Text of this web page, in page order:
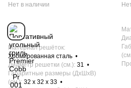
Нет в наличии
Материал решёток
Хромированная сталь
Диаметр решетки (см.) 31
Габаритные размеры (ДхШхВ)
(см.) 32 х 32 x 33